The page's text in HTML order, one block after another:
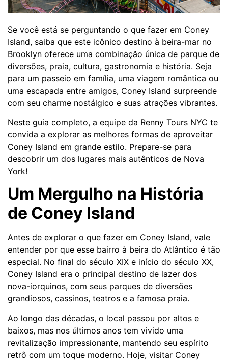
Se você está se perguntando o que fazer em Coney
Island, saiba que este icônico destino à beira-mar no
Brooklyn oferece uma combinação única de parque de
diversões, praia, cultura, gastronomia e história. Seja
para um passeio em família, uma viagem romântica ou
uma escapada entre amigos, Coney Island surpreende
com seu charme nostálgico e suas atrações vibrantes.
Neste guia completo, a equipe da Renny Tours NYC te
convida a explorar as melhores formas de aproveitar
Coney Island em grande estilo. Prepare-se para
descobrir um dos lugares mais autênticos de Nova
York!
Um Mergulho na História
de Coney Island
Antes de explorar o que fazer em Coney Island, vale
entender por que esse bairro à beira do Atlântico é tão
especial. No final do século XIX e início do século XX,
Coney Island era o principal destino de lazer dos
nova-iorquinos, com seus parques de diversões
grandiosos, cassinos, teatros e a famosa praia.
Ao longo das décadas, o local passou por altos e
baixos, mas nos últimos anos tem vivido uma
revitalização impressionante, mantendo seu espírito
retrô com um toque moderno. Hoje, visitar Coney